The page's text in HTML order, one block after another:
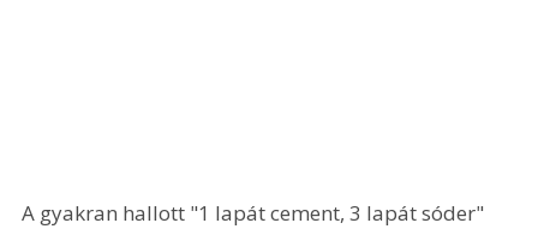
A gyakran hallott "1 lapát cement, 3 lapát sóder"